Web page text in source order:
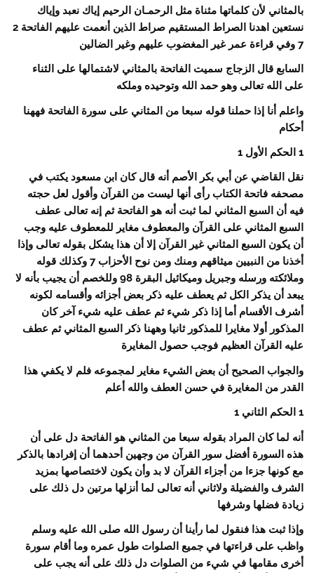
بالمثاني لأن كلماتها مثناة مثل الرحمـان الرحيم إياك نعبد وإياك
نستعين اهدنا الصراط المستقيم صراط الذين أنعمت عليهم الفاتحة 2
7 وفي قراءة عمر غير المغضوب عليهم وغير الضالين
السابع قال الزجاج سميت الفاتحة بالمثاني لاشتمالها على الثناء
على الله تعالى وهو حمد الله وتوحيده وملكه
واعلم أنا إذا حملنا قوله سبعا من المثاني على سورة الفاتحة فههنا
أحكام
1 الحكم الأول 1
نقل القاضي عن أبي بكر الأصم أنه قال كان ابن مسعود يكتب في
مصحفه فاتحة الكتاب رأى أنها ليست من القرآن وأقول لعل حجته
فيه أن السبع المثاني لما ثبت أنه هو الفاتحة ثم إنه تعالى عطف
السبع المثاني على القرآن والمعطوف مغاير للمعطوف عليه وجب
أن يكون السبع المثاني غير القرآن إلا أن هذا يشكل بقوله تعالى وإذا
أخذنا من النبيين ميثاقهم ومنك ومن نوح الأحزاب 7 وكذلك قوله
وملائكته ورسله وجبريل وميكائيل البقرة 98 وللخصم أن يجيب بأنه لا
يبعد أن يذكر الكل ثم يعطف عليه ذكر بعض أجزائه وأقسامه لكونه
أشرف الأقسام أما إذا ذكر شيء ثم عطف عليه شيء آخر كان
المذكور أولا مغايرا للمذكور ثانيا وههنا ذكر السبع المثاني ثم عطف
عليه القرآن العظيم فوجب حصول المغايرة
والجواب الصحيح أن بعض الشيء مغاير لمجموعه فلم لا يكفي هذا
القدر من المغايرة في حسن العطف والله أعلم
1 الحكم الثاني 1
أنه لما كان المراد بقوله سبعا من المثاني هو الفاتحة دل على أن
هذه السورة أفضل سور القرآن من وجهين أحدهما أن إفرادها بالذكر
مع كونها جزءا من أجزاء القرآن لا بد وأن يكون لاختصاصها بمزيد
الشرف والفضيلة ولاثاني أنه تعالى لما أنزلها مرتين دل ذلك على
زيادة فضلها وشرفها
وإذا ثبت هذا فنقول لما رأينا أن رسول الله صلى الله عليه وسلم
واظب على قراءتها في جميع الصلوات طول عمره وما أقام سورة
أخرى مقامها في شيء من الصلوات دل ذلك على أنه يجب على